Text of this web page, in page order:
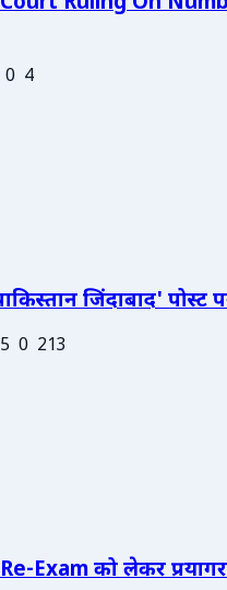
0 4
जिंदाबाद' पोस्ट
0 213
Exam को लेकर